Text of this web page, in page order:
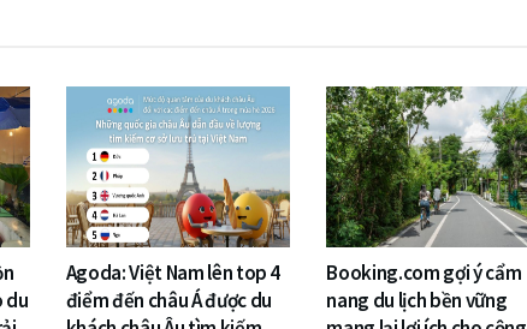
du
Agoda: Việt Nam lên top 4
điểm đến châu Á được du
Booking.com gợi ý cẩm
nang du lịch bền vững